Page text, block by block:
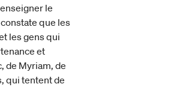
le
que les
les gens qui
et
de Myriam, de
qui tentent de